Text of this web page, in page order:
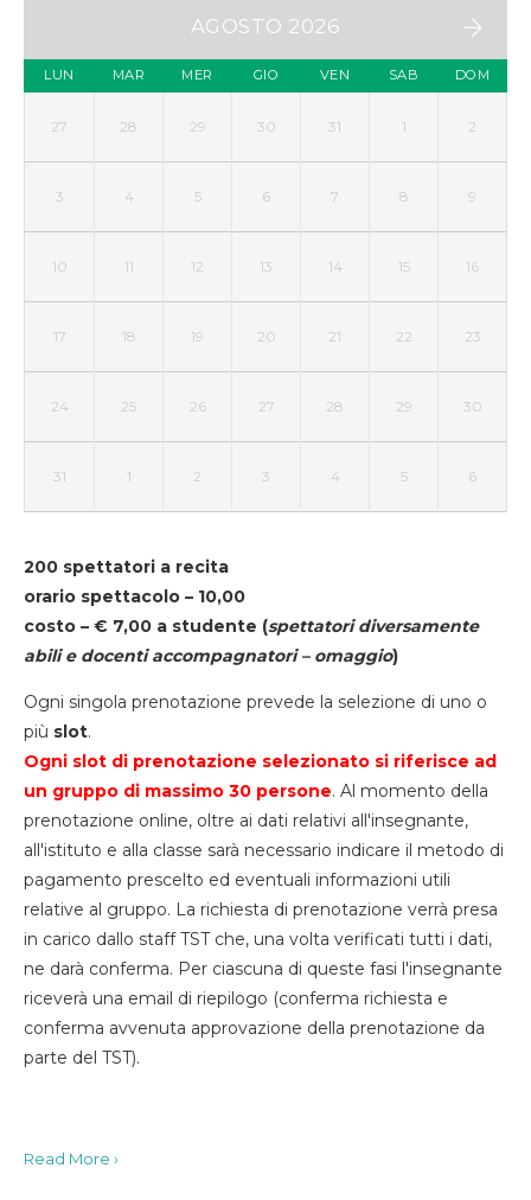
AGOSTO 2026
LUN MAR MER GIO VEN SAB DOM
27 28 29 30 31 1 2
3 4 5 6 7 8 9
10 11 12 13 14 15 16
17 18 19 20 21 22 23
24 25 26 27 28 29 30
31 1 2 3 4 5 6
200 spettatori a recita
orario spettacolo – 10,00
costo – € 7,00 a studente (spettatori diversamente
abili e docenti accompagnatori – omaggio)
Ogni singola prenotazione prevede la selezione di uno o
più slot.
Ogni slot di prenotazione selezionato si riferisce ad
un gruppo di massimo 30 persone. Al momento della
prenotazione online, oltre ai dati relativi all'insegnante,
all'istituto e alla classe sarà necessario indicare il metodo di
pagamento prescelto ed eventuali informazioni utili
relative al gruppo. La richiesta di prenotazione verrà presa
in carico dallo staff TST che, una volta verificati tutti i dati,
ne darà conferma. Per ciascuna di queste fasi l'insegnante
riceverà una email di riepilogo (conferma richiesta e
conferma avvenuta approvazione della prenotazione da
parte del TST).
Read More ›